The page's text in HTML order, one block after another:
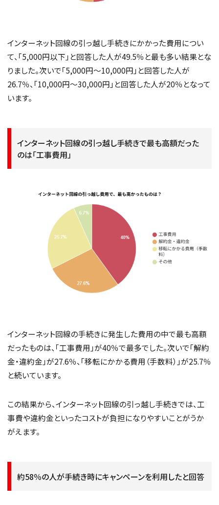
インターネット回線の引っ越し手続きにかかった費用につい
て、「5,000円以下」と回答した人が49.5％と最も多い結果とな
りました。次いで「5,000円～10,000円」と回答した人が
26.7％、「10,000円～30,000円」と回答した人が20％となって
います。
インターネット回線の引っ越し手続きで最も高額だった
のは「工事費用」
インターネット回線の手続きに発生した費用の中で最も高額
だったものは、「工事費用」が40％で最多でした。次いで「解約
金・違約金」が27.6％、「移転にかかる費用（手数料）」が25.7％
と続いています。
この結果から、インターネット回線の引っ越し手続きでは、工
事費や違約金といったコストが負担になりやすいことがうか
がえます。
約58％の人が手続き時にキャンペーンを利用したと回答